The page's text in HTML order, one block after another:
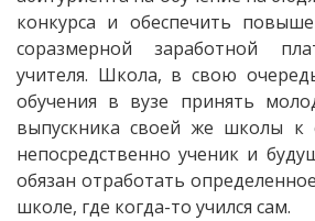
конкурса и обеспечить
соразмерной заработной
учителя. Школа, в свою
обучения в вузе принять
выпускника своей же школы к
непосредственно ученик и
обязан отработать
школе, где когда-то учился сам.